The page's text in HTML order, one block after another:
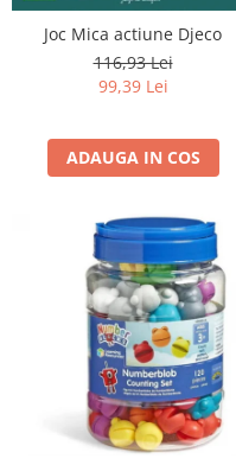
Joc Mica actiune Djeco
116,93 Lei
99,39 Lei
ADAUGA IN COS